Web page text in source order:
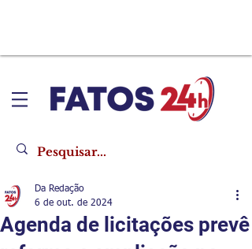
Agenda de licitações prevê
Da Redação
6 de out. de 2024